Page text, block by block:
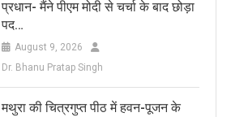
प्रधान- मैंने पीएम मोदी से चर्चा के बाद छोड़ा
पद…
August 9, 2026
Dr. Bhanu Pratap Singh
मथुरा की चित्रगुप्त पीठ में हवन-पूजन के